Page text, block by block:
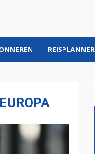
REISPLANNER